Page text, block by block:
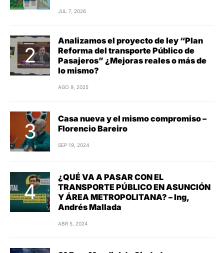
JUL 7, 2026
Analizamos el proyecto de ley “Plan
Reforma del transporte Público de
Pasajeros” ¿Mejoras reales o más de
lo mismo?
AGO 9, 2025
Casa nueva y el mismo compromiso –
Florencio Bareiro
SEP 19, 2024
¿QUÉ VA A PASAR CON EL
TRANSPORTE PÚBLICO EN ASUNCIÓN
Y ÁREA METROPOLITANA? – Ing,
Andrés Mallada
ABR 5, 2024